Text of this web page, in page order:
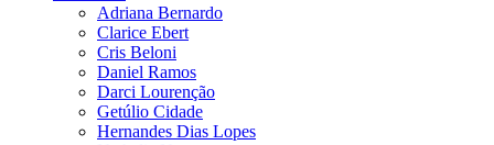
Adriana Bernardo
Clarice Ebert
Cris Beloni
Daniel Ramos
Darci Lourenção
Getúlio Cidade
Hernandes Dias Lopes